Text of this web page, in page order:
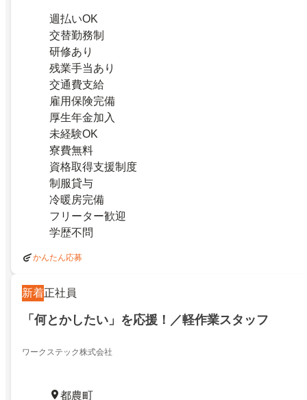
週払いOK
交替勤務制
研修あり
残業手当あり
交通費支給
雇用保険完備
厚生年金加入
未経験OK
寮費無料
資格取得支援制度
制服貸与
冷暖房完備
フリーター歓迎
学歴不問
かんたん応募
新着正社員
「何とかしたい」を応援！／軽作業スタッフ
ワークステック株式会社
都農町